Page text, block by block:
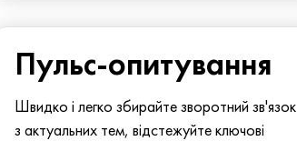
Пульс-опитування
Швидко і легко збирайте зворотний зв'язок
з актуальних тем, відстежуйте ключові